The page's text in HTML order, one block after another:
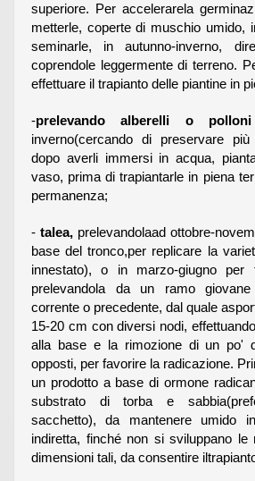
superiore. Per accelerarela
metterle, coperte di muschio umido,
seminarle, in autunno-inverno,
coprendole leggermente di terreno.
effettuare il trapianto delle piantine in
-prelevando alberelli o
inverno(cercando di preservare
dopo averli immersi in acqua,
vaso, prima di trapiantarle in piena
permanenza;
- talea, prelevandolaad ottobre-
base del tronco,per replicare la
innestato), o in marzo-giugno per
prelevandola da un ramo
corrente o precedente, dal quale
15-20 cm con diversi nodi,
alla base e la rimozione di un po'
opposti, per favorire la radicazione.
un prodotto a base di ormone
substrato di torba e
sacchetto), da mantenere umido
indiretta, finché non si sviluppano le
dimensioni tali, da consentire